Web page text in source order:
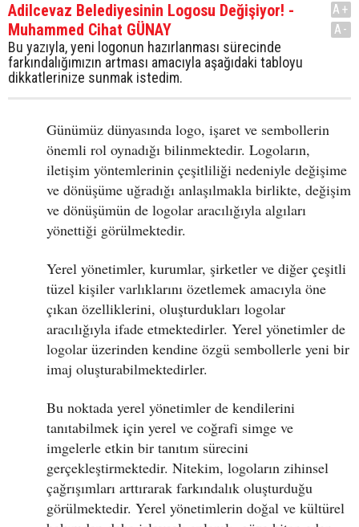
Adilcevaz Belediyesinin Logosu Değişiyor! -
Muhammed Cihat GÜNAY
Bu yazıyla, yeni logonun hazırlanması sürecinde
farkındalığımızın artması amacıyla aşağıdaki tabloyu
dikkatlerinize sunmak istedim.
A+
A-
Günümüz dünyasında logo, işaret ve sembollerin
önemli rol oynadığı bilinmektedir. Logoların,
iletişim yöntemlerinin çeşitliliği nedeniyle değişime
ve dönüşüme uğradığı anlaşılmakla birlikte, değişim
ve dönüşümün de logolar aracılığıyla algıları
yönettiği görülmektedir.
Yerel yönetimler, kurumlar, şirketler ve diğer çeşitli
tüzel kişiler varlıklarını özetlemek amacıyla öne
çıkan özelliklerini, oluşturdukları logolar
aracılığıyla ifade etmektedirler. Yerel yönetimler de
logolar üzerinden kendine özgü sembollerle yeni bir
imaj oluşturabilmektedirler.
Bu noktada yerel yönetimler de kendilerini
tanıtabilmek için yerel ve coğrafi simge ve
imgelerle etkin bir tanıtım sürecini
gerçekleştirmektedir. Nitekim, logoların zihinsel
çağrışımları arttırarak farkındalık oluşturduğu
görülmektedir. Yerel yönetimlerin doğal ve kültürel